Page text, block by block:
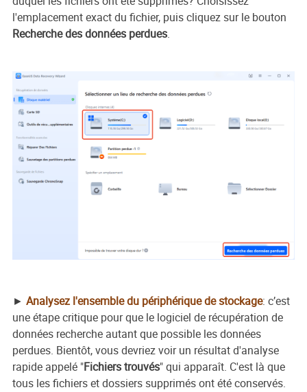
l'emplacement exact du fichier, puis cliquez sur le bouton
Recherche des données perdues.
► Analysez l'ensemble du périphérique de stockage: c’est
une étape critique pour que le logiciel de récupération de
données recherche autant que possible les données
perdues. Bientôt, vous devriez voir un résultat d'analyse
rapide appelé "Fichiers trouvés" qui apparaît. C'est là que
tous les fichiers et dossiers supprimés ont été conservés.